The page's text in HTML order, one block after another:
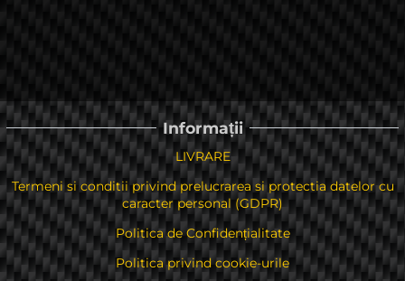
Informații
LIVRARE
Termeni si conditii privind prelucrarea si protectia datelor cu
caracter personal (GDPR)
Politica de Confidențialitate
Politica privind cookie-urile